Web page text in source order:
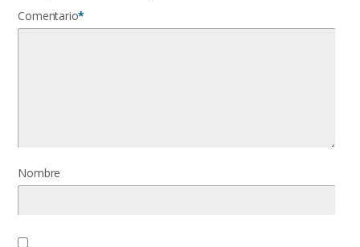
Comentario*
Nombre